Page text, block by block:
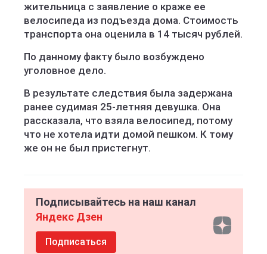
жительница с заявление о краже ее
велосипеда из подъезда дома. Стоимость
транспорта она оценила в 14 тысяч рублей.
По данному факту было возбуждено
уголовное дело.
В результате следствия была задержана
ранее судимая 25-летняя девушка. Она
рассказала, что взяла велосипед, потому
что не хотела идти домой пешком. К тому
же он не был пристегнут.
Подписывайтесь на наш канал
Яндекс Дзен
Подписаться